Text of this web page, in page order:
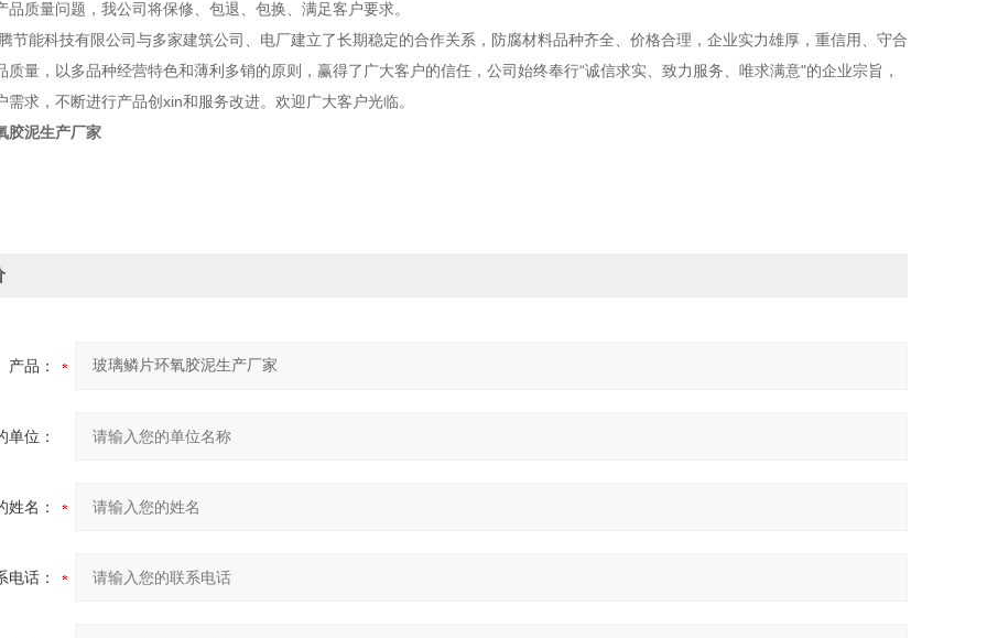
质量问题，我公司将保修、包退、包换、满足客户要求。
科技有限公司与多家建筑公司、电厂建立了长期稳定的合作关系，防腐材料品种齐全、价格合理，企业实力雄厚，重信用、守合
质量，以多品种经营特色和薄利多销的原则，赢得了广大客户的信任，公司始终奉行“诚信求实、致力服务、唯求满意"的企业宗旨，
需求，不断进行产品创xin和服务改进。欢迎广大客户光临。
胶泥生产厂家
产品：
单位：
姓名：
电话：